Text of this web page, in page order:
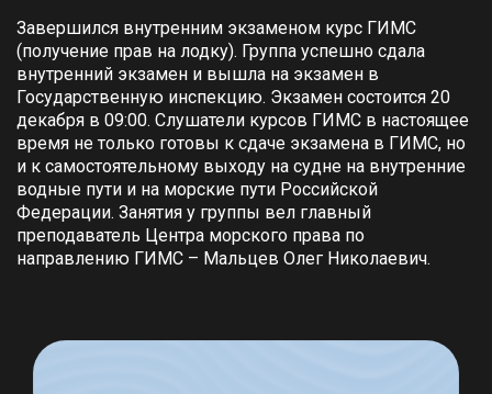
Завершился внутренним экзаменом курс ГИМС
(получение прав на лодку). Группа успешно сдала
внутренний экзамен и вышла на экзамен в
Государственную инспекцию. Экзамен состоится 20
декабря в 09:00. Слушатели курсов ГИМС в настоящее
время не только готовы к сдаче экзамена в ГИМС, но
и к самостоятельному выходу на судне на внутренние
водные пути и на морские пути Российской
Федерации. Занятия у группы вел главный
преподаватель Центра морского права по
направлению ГИМС – Мальцев Олег Николаевич.